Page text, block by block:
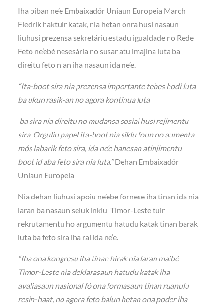
Iha biban ne’e Embaixadór Uniaun Europeia March
Fiedrik haktuir katak, nia hetan onra husi nasaun
liuhusi prezensa sekretáriu estadu igualdade no Rede
Feto ne’ebé nesesária no susar atu imajina luta ba
direitu feto nian iha nasaun ida ne’e.
“Ita-boot sira nia prezensa importante tebes hodi luta
ba ukun rasik-an no agora kontinua luta
ba sira nia direitu no mudansa sosial husi rejimentu
sira, Orguliu papel ita-boot nia siklu foun no aumenta
mós labarik feto sira, ida ne’e hanesan atinjimentu
boot id aba feto sira nia luta.”Dehan Embaixadór
Uniaun Europeia
Nia dehan liuhusi apoiu ne’ebe fornese iha tinan ida nia
laran ba nasaun seluk inklui Timor-Leste tuir
rekrutamentu ho argumentu hatudu katak tinan barak
luta ba feto sira iha rai ida ne’e.
“Iha ona kongresu iha tinan hirak nia laran maibé
Timor-Leste nia deklarasaun hatudu katak iha
avaliasaun nasional fó ona formasaun tinan ruanulu
resin-haat, no agora feto balun hetan ona poder iha